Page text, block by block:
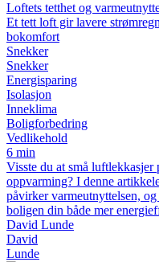
Loftets tetthet og
Et tett loft gir lavere
bokomfort
Snekker
Snekker
Energisparing
Isolasjon
Inneklima
Boligforbedring
Vedlikehold
6 min
Visste du at små
oppvarming? I denne
påvirker varmeutnyttelsen,
boligen din både mer
David Lunde
David
Lunde